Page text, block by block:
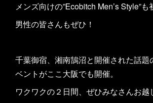
メンズ向けの”Ecobitch Men’s Style”も
男性の皆さんもぜひ！
千葉御宿、湘南鵠沼と開催された話題
ベントがここ大阪でも開催。
ワクワクの２日間、ぜひみなさんお越